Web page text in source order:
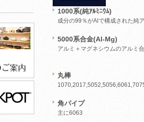
1000系(純ｱﾙﾐﾆｳﾑ)
成分の99％がAlで構成された純
5000系合金(Al-Mg)
アルミ＋マグネシウムのアルミ
丸棒
角パイプ
主に6063